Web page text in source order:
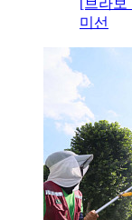
[브라
미선